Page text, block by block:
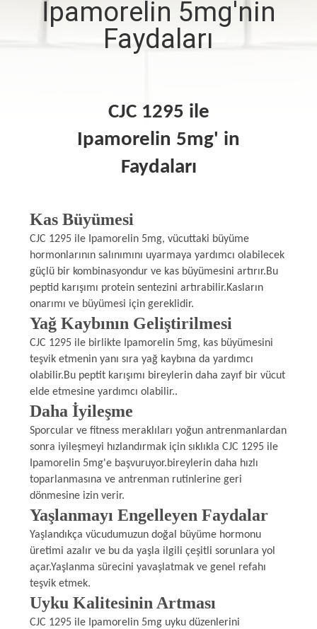
KONTROL
HABERLER
SITE
HARITASI
PRIVACY
POLICY
İpamorelin 5mg'nin
Faydaları
CJC 1295 ile
Ipamorelin 5mg' in
Faydaları
Kas Büyümesi
CJC 1295 ile Ipamorelin 5mg, vücuttaki büyüme
hormonlarının salınımını uyarmaya yardımcı olabilecek
güçlü bir kombinasyondur ve kas büyümesini artırır.Bu
peptid karışımı protein sentezini artırabilir.Kasların
onarımı ve büyümesi için gereklidir.
Yağ Kaybının Geliştirilmesi
CJC 1295 ile birlikte Ipamorelin 5mg, kas büyümesini
teşvik etmenin yanı sıra yağ kaybına da yardımcı
olabilir.Bu peptit karışımı bireylerin daha zayıf bir vücut
elde etmesine yardımcı olabilir..
Daha İyileşme
Sporcular ve fitness meraklıları yoğun antrenmanlardan
sonra iyileşmeyi hızlandırmak için sıklıkla CJC 1295 ile
Ipamorelin 5mg'e başvuruyor.bireylerin daha hızlı
toparlanmasına ve antrenman rutinlerine geri
dönmesine izin verir.
Yaşlanmayı Engelleyen Faydalar
Yaşlandıkça vücudumuzun doğal büyüme hormonu
üretimi azalır ve bu da yaşla ilgili çeşitli sorunlara yol
açar.Yaşlanma sürecini yavaşlatmak ve genel refahı
teşvik etmek.
Uyku Kalitesinin Artması
CJC 1295 ile Ipamorelin 5mg uyku düzenlerini